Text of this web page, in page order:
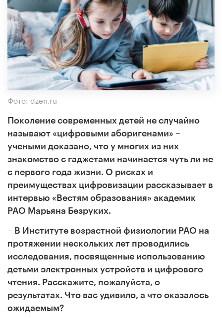
Фото: dzen.ru
Поколение современных детей не случайно
называют «цифровыми аборигенами» –
учеными доказано, что у многих из них
знакомство с гаджетами начинается чуть ли не
с первого года жизни. О рисках и
преимуществах цифровизации рассказывает в
интервью «Вестям образования» академик
РАО Марьяна Безруких.
– В Институте возрастной физиологии РАО на
протяжении нескольких лет проводились
исследования, посвященные использованию
детьми электронных устройств и цифрового
чтения. Расскажите, пожалуйста, о
результатах. Что вас удивило, а что оказалось
ожидаемым?